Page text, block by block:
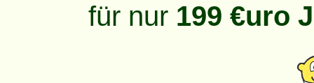
für nur 199 €uro